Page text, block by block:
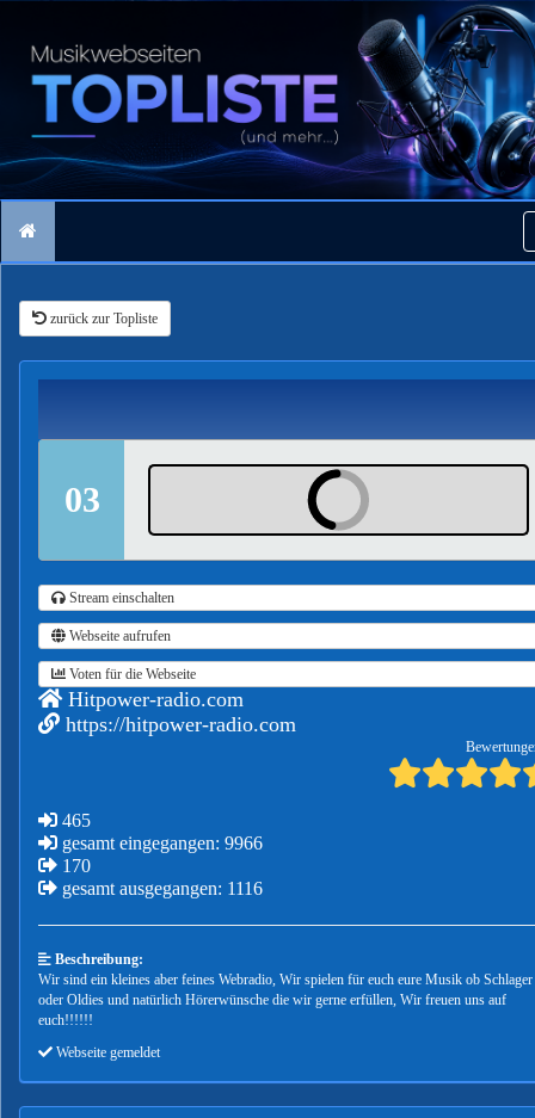
zurück zur Topliste
03
Stream einschalten
Webseite aufrufen
Voten für die Webseite
Hitpower-radio.com
https://hitpower-radio.com
465
gesamt eingegangen: 9966
170
gesamt ausgegangen: 1116
Beschreibung:
Wir sind ein kleines aber feines Webradio, Wir spielen für euch eure Musik ob Schlager
oder Oldies und natürlich Hörerwünsche die wir gerne erfüllen, Wir freuen uns auf
euch!!!!!!
Webseite gemeldet